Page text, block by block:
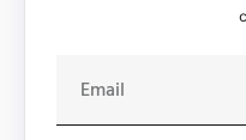
a